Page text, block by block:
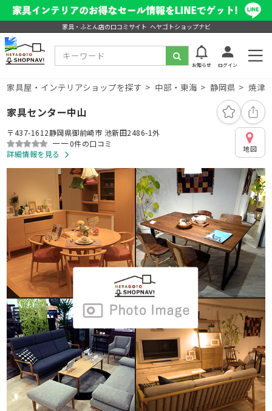
家具・ふとん店の口コミサイト ヘヤゴトショップナビ
お知らせ ログイン
家具屋・インテリアショップを探す 中部・東海 静岡県 焼津
家具センター中山
〒437-1612静岡県御前崎市 池新田2486-1外
ーー0件の口コミ
詳細情報を見る
地図